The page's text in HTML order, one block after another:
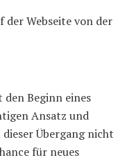
der Webseite von der
Beginn eines
Ansatz und
Übergang nicht
für neues